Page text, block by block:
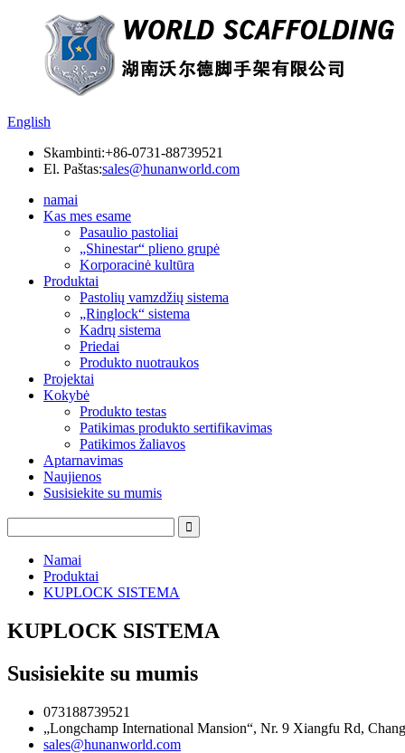
English
Skambinti:+86-0731-88739521
El. Paštas:sales@hunanworld.com
namai
Kas mes esame
Pasaulio pastoliai
„Shinestar“ plieno grupė
Korporacinė kultūra
Produktai
Pastolių vamzdžių sistema
„Ringlock“ sistema
Kadrų sistema
Priedai
Produkto nuotraukos
Projektai
Kokybė
Produkto testas
Patikimas produkto sertifikavimas
Patikimos žaliavos
Aptarnavimas
Naujienos
Susisiekite su mumis
Namai
Produktai
KUPLOCK SISTEMA
KUPLOCK SISTEMA
Susisiekite su mumis
073188739521
„Longchamp International Mansion“, Nr. 9 Xiangfu Rd,
sales@hunanworld.com